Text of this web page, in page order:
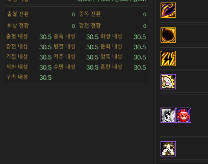
출혈 전환 0 중독 전환 0
화상 전환 0 감전 전환 0
출혈 내성 30.5 중독 내성 30.5 화상 내성 30.5
감전 내성 30.5 빙결 내성 30.5 둔화 내성 30.5
기절 내성 30.5 저주 내성 30.5 암흑 내성 30.5
석화 내성 30.5 수면 내성 30.5 혼란 내성 30.5
구속 내성 30.5